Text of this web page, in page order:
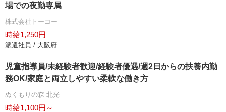
場での夜勤専属
株式会社トーコー
時給1,250円
派遣社員 / 大阪府
児童指導員/未経験者歓迎/経験者優遇/週2日からの扶養内勤
務OK/家庭と両立しやすい柔軟な働き方
ぬくもりの森 北光
時給1,100円～